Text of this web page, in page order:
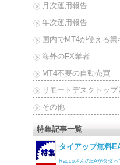
月次運用報告
年次運用報告
国内でMT4が使える業
海外のFX業者
MT4不要の自動売買
リモートデスクトップ
その他
特集記事一覧
タイアップ無料
RaccoさんのEAがタダっ